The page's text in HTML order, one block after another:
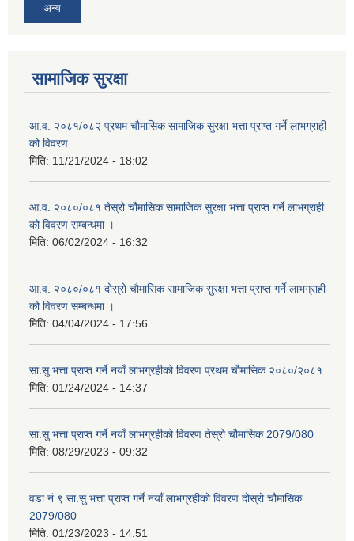
अन्य
सामाजिक सुरक्षा
आ.व. २०८१/०८२ प्रथम चौमासिक सामाजिक सुरक्षा भत्ता प्राप्त गर्ने लाभग्राही
को विवरण
मिति: 11/21/2024 - 18:02
आ.व. २०८०/०८१ तेस्रो चौमासिक सामाजिक सुरक्षा भत्ता प्राप्त गर्ने लाभग्राही
को विवरण सम्बन्धमा ।
मिति: 06/02/2024 - 16:32
आ.व. २०८०/०८१ दोस्रो चौमासिक सामाजिक सुरक्षा भत्ता प्राप्त गर्ने लाभग्राही
को विवरण सम्बन्धमा ।
मिति: 04/04/2024 - 17:56
सा.सु भत्ता प्राप्त गर्ने नयाँ लाभग्रहीको विवरण प्रथम चौमासिक २०८०/२०८१
मिति: 01/24/2024 - 14:37
सा.सु भत्ता प्राप्त गर्ने नयाँ लाभग्रहीको विवरण तेस्रो चौमासिक 2079/080
मिति: 08/29/2023 - 09:32
वडा नं ९ सा.सु भत्ता प्राप्त गर्ने नयाँ लाभग्रहीको विवरण दोस्रो चौमासिक
2079/080
मिति: 01/23/2023 - 14:51